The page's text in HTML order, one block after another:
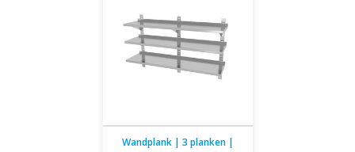
Wandplank | 3 planken |